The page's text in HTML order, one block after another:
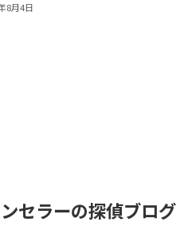
8月4日
セラーの探偵ブログ